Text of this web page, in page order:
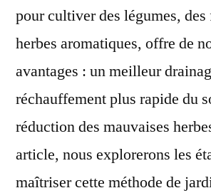
pour cultiver des légumes, des
herbes aromatiques, offre de
avantages : un meilleur
réchauffement plus rapide du
réduction des mauvaises
article, nous explorerons les
maîtriser cette méthode de